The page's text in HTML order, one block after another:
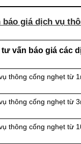
báo giá dịch vụ
tư vấn báo giá các
thông cống nghẹt từ
thông cống nghẹt từ
thông cống nghẹt từ